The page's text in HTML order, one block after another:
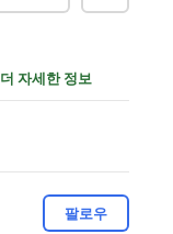
더 자세한 정보
팔로우